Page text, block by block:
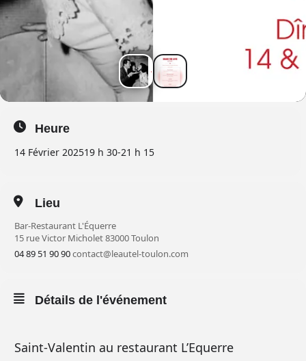
Heure
14 Février 202519 h 30-21 h 15
Lieu
Bar-Restaurant L'Équerre
15 rue Victor Micholet 83000 Toulon
04 89 51 90 90contact@leautel-toulon.com
Détails de l'événement
Saint-Valentin au restaurant L’Equerre